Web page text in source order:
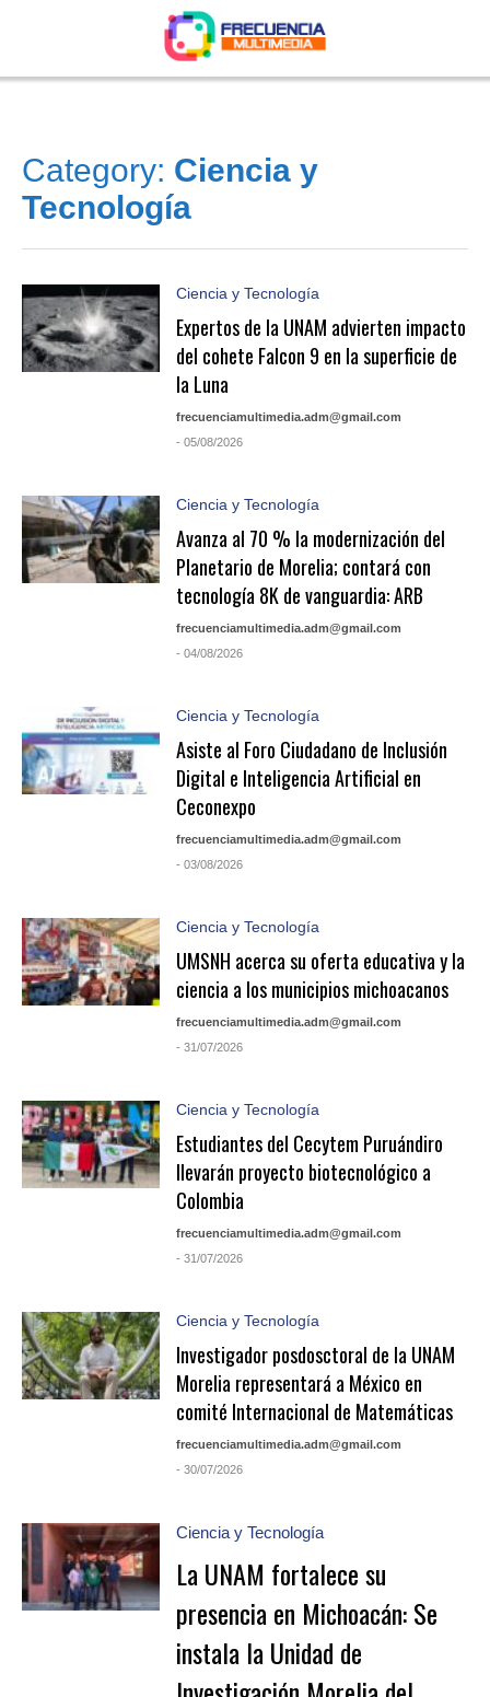
Category: Ciencia y
Tecnología
Ciencia y Tecnología
Expertos de la UNAM advierten impacto
del cohete Falcon 9 en la superficie de
la Luna
frecuenciamultimedia.adm@gmail.com
- 05/08/2026
Ciencia y Tecnología
Avanza al 70 % la modernización del
Planetario de Morelia; contará con
tecnología 8K de vanguardia: ARB
frecuenciamultimedia.adm@gmail.com
- 04/08/2026
Ciencia y Tecnología
Asiste al Foro Ciudadano de Inclusión
Digital e Inteligencia Artificial en
Ceconexpo
frecuenciamultimedia.adm@gmail.com
- 03/08/2026
Ciencia y Tecnología
UMSNH acerca su oferta educativa y la
ciencia a los municipios michoacanos
frecuenciamultimedia.adm@gmail.com
- 31/07/2026
Ciencia y Tecnología
Estudiantes del Cecytem Puruándiro
llevarán proyecto biotecnológico a
Colombia
frecuenciamultimedia.adm@gmail.com
- 31/07/2026
Ciencia y Tecnología
Investigador posdosctoral de la UNAM
Morelia representará a México en
comité Internacional de Matemáticas
frecuenciamultimedia.adm@gmail.com
- 30/07/2026
Ciencia y Tecnología
La UNAM fortalece su
presencia en Michoacán: Se
instala la Unidad de